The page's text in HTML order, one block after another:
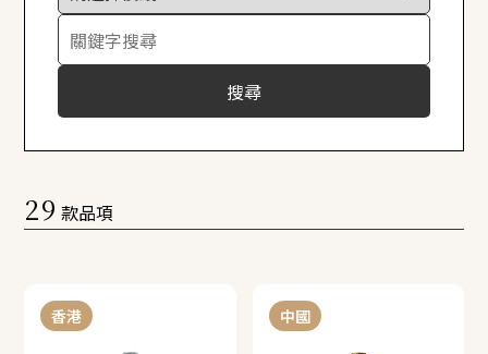
搜尋
29 款品項
香港 中國